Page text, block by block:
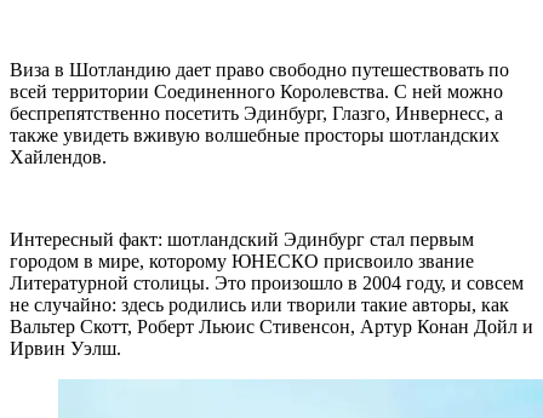
Виза в Шотландию дает право свободно путешествовать по
всей территории Соединенного Королевства. С ней можно
беспрепятственно посетить Эдинбург, Глазго, Инвернесс, а
также увидеть вживую волшебные просторы шотландских
Хайлендов.
Интересный факт: шотландский Эдинбург стал первым
городом в мире, которому ЮНЕСКО присвоило звание
Литературной столицы. Это произошло в 2004 году, и совсем
не случайно: здесь родились или творили такие авторы, как
Вальтер Скотт, Роберт Льюис Стивенсон, Артур Конан Дойл и
Ирвин Уэлш.